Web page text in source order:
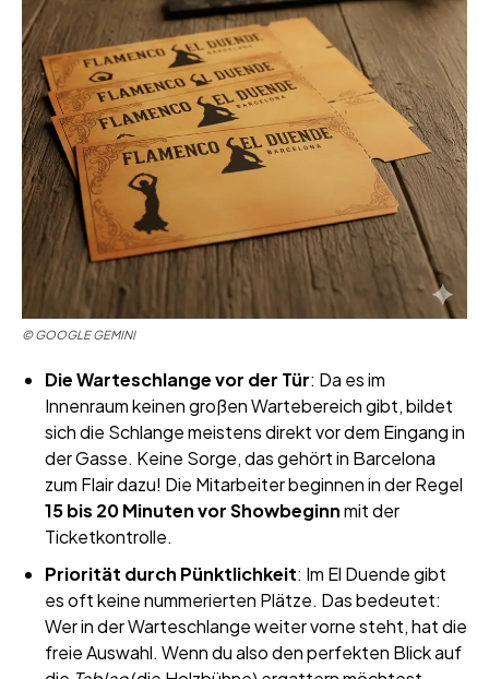
© GOOGLE GEMINI
Die Warteschlange vor der Tür: Da es im
Innenraum keinen großen Wartebereich gibt, bildet
sich die Schlange meistens direkt vor dem Eingang in
der Gasse. Keine Sorge, das gehört in Barcelona
zum Flair dazu! Die Mitarbeiter beginnen in der Regel
15 bis 20 Minuten vor Showbeginnmit der
Ticketkontrolle.
Priorität durch Pünktlichkeit: Im El Duende gibt
es oft keine nummerierten Plätze. Das bedeutet:
Wer in der Warteschlange weiter vorne steht, hat die
freie Auswahl. Wenn du also den perfekten Blick auf